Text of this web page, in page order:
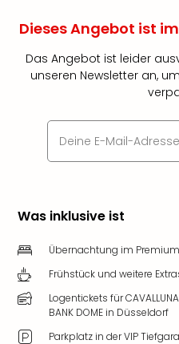
Dieses Angebot ist
Das Angebot ist leider
unseren Newsletter an,
Was inklusive ist
Übernachtung im
Frühstück und weitere
Logentickets für
BANK DOME in Düsseldorf
Parkplatz in der VIP